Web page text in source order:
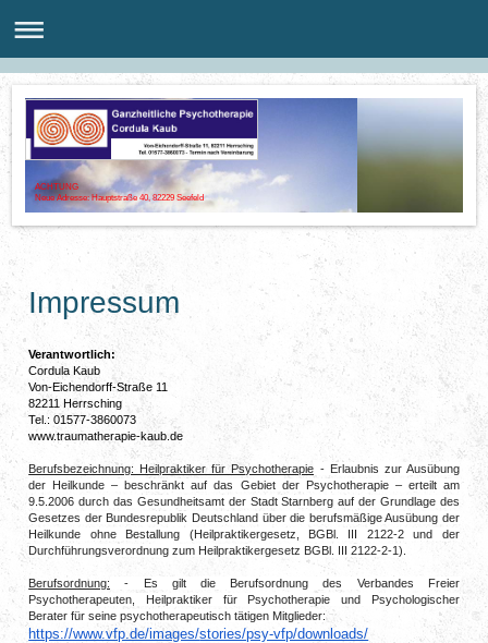
ACHTUNG
Neue Adresse: Hauptstraße 40, 82229 Seefeld
Impressum
Verantwortlich:
Cordula Kaub
Von-Eichendorff-Straße 11
82211 Herrsching
Tel.: 01577-3860073
www.traumatherapie-kaub.de
Berufsbezeichnung: Heilpraktiker für Psychotherapie - Erlaubnis zur Ausübung
der Heilkunde – beschränkt auf das Gebiet der Psychotherapie – erteilt am
9.5.2006durch das Gesundheitsamt der Stadt Starnberg auf der Grundlage des
Gesetzes der Bundesrepublik Deutschland über die berufsmäßige Ausübung der
Heilkunde ohne Bestallung (Heilpraktikergesetz, BGBl. III 2122-2 und der
Durchführungsverordnung zum Heilpraktikergesetz BGBl. III 2122-2-1).
Berufsordnung: - Es gilt die Berufsordnung des Verbandes Freier
Psychotherapeuten, Heilpraktiker für Psychotherapie und Psychologischer
Berater für seine psychotherapeutisch tätigen Mitglieder:
https://www.vfp.de/images/stories/psy-vfp/downloads/